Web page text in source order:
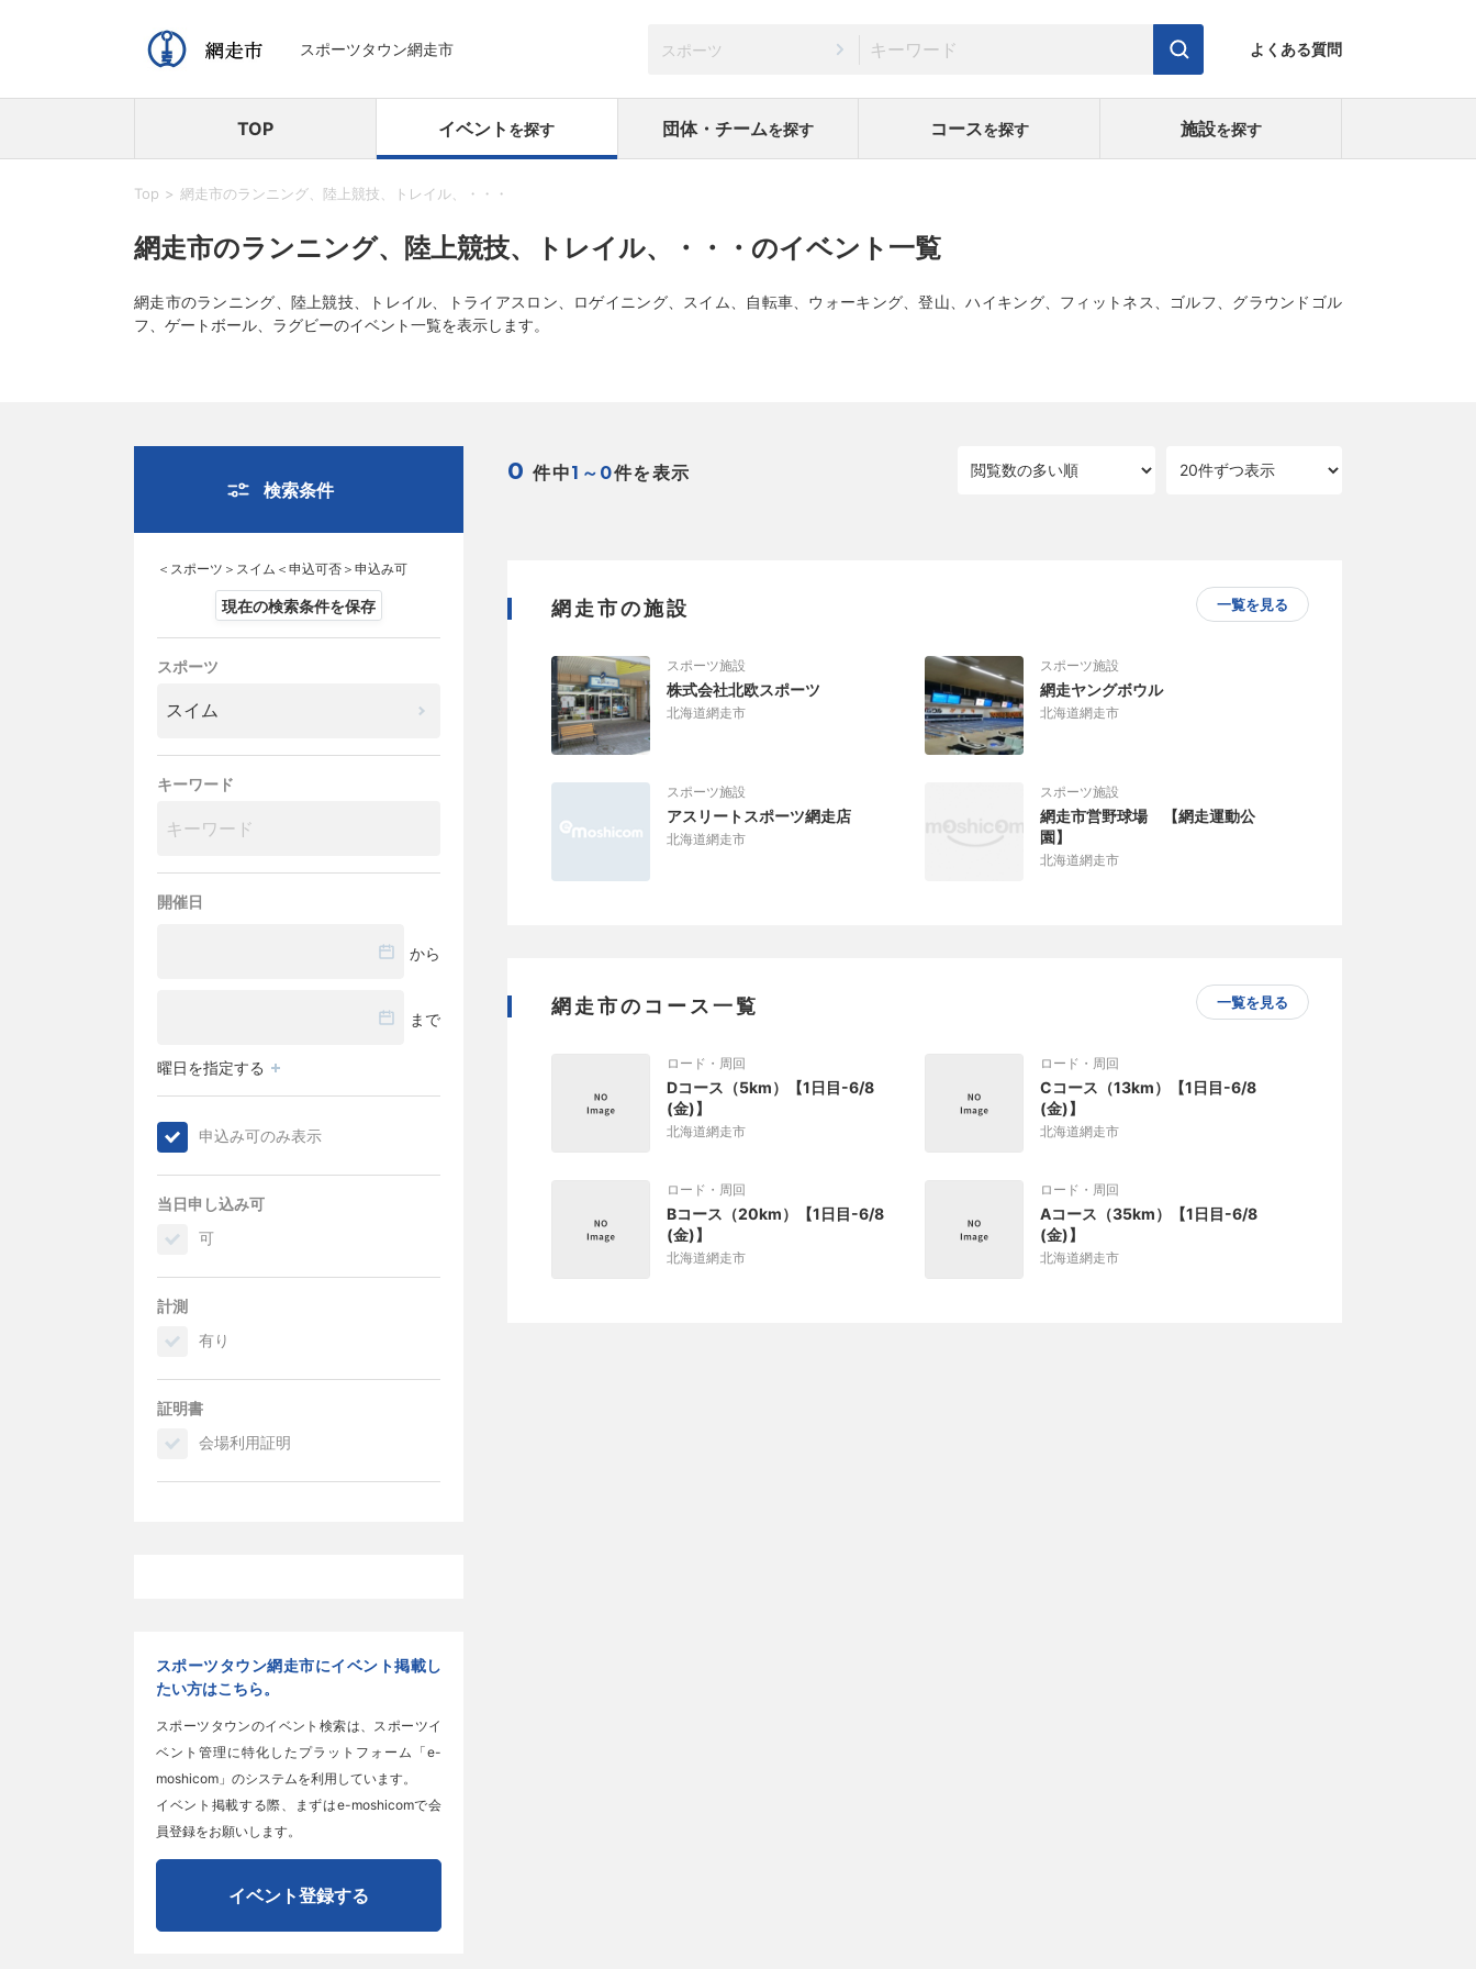
スポーツタウン網走市 よくある質問
スポーツ
TOP イベント を探す 団体・チームを探す コースを探す 施設を探す
Top 網走市のランニング、陸上競技、トレイル、・・・
網走市のランニング、陸上競技、トレイル、・・・のイベント一覧
網走市のランニング、陸上競技、トレイル、トライアスロン、ロゲイニング、スイム、自転車、ウォーキング、登山、ハイキング、フィットネス、ゴルフ、グラウンドゴル
フ、ゲートボール、ラグビーのイベント一覧を表示します。
0 件中1～0件を表示
網走市の施設 一覧を見る
スポーツ施設
株式会社北欧スポーツ
北海道網走市
スポーツ施設
網走ヤングボウル
北海道網走市
スポーツ施設
アスリートスポーツ網走店
北海道網走市
スポーツ施設
網走市営野球場 【網走運動公
園】
北海道網走市
網走市のコース一覧 一覧を見る
ロード・周回
Dコース（5km）【1日目-6/8
(金)】
北海道網走市
ロード・周回
Cコース（13km）【1日目-6/8
(金)】
北海道網走市
ロード・周回
Bコース（20km）【1日目-6/8
(金)】
北海道網走市
ロード・周回
Aコース（35km）【1日目-6/8
(金)】
北海道網走市
検索条件
＜スポーツ＞スイム＜申込可否＞申込み可
現在の検索条件を保存
スポーツ
キーワード
開催日
から
まで
曜日を指定する
申込み可のみ表示
当日申し込み可
可
計測
有り
証明書
会場利用証明
スポーツタウン網走市にイベント掲載し
たい方はこちら。
スポーツタウンのイベント検索は、スポーツイ
ベント管理に特化したプラットフォーム「e-
moshicom」のシステムを利用しています。
イベント掲載する際、まずはe-moshicomで会
員登録をお願いします。
イベント登録する